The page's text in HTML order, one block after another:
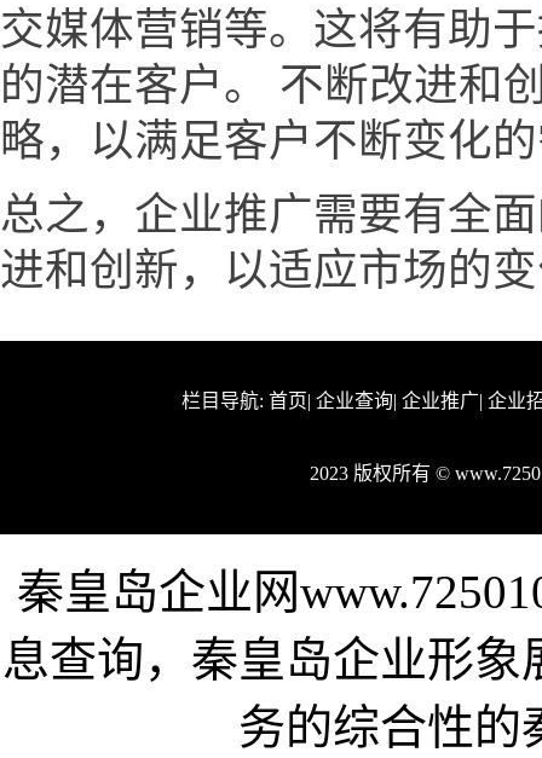
交媒体营销等。这将有助
的潜在客户。 不断改进和
略，以满足客户不断变化
总之，企业推广需要有全
进和创新，以适应市场的
栏目导航: 首页| 企业查询| 企业推广| 企业
2023 版权所有 ©
秦皇岛企业网
息查询，秦皇岛企业形
务的综合性的